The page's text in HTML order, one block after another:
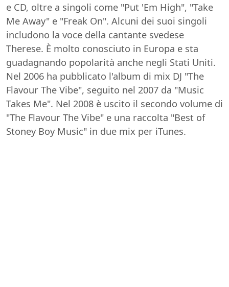
e CD, oltre a singoli come "Put 'Em High", "Take
Me Away" e "Freak On". Alcuni dei suoi singoli
includono la voce della cantante svedese
Therese. È molto conosciuto in Europa e sta
guadagnando popolarità anche negli Stati Uniti.
Nel 2006 ha pubblicato l'album di mix DJ "The
Flavour The Vibe", seguito nel 2007 da "Music
Takes Me". Nel 2008 è uscito il secondo volume di
"The Flavour The Vibe" e una raccolta "Best of
Stoney Boy Music" in due mix per iTunes.